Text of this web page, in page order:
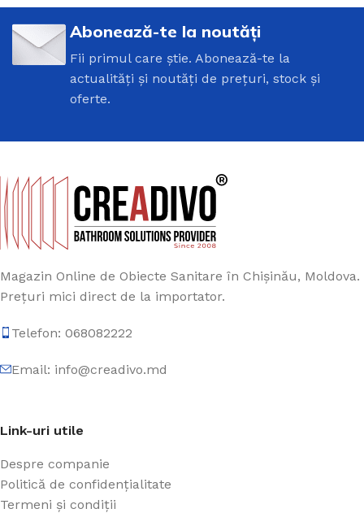
Abonează-te la noutăți
Fii primul care știe. Abonează-te la
actualități și noutăți de prețuri, stock și
oferte.
Magazin Online de Obiecte Sanitare în Chișinău, Moldova.
Prețuri mici direct de la importator.
Telefon: 068082222
Email: info@creadivo.md
Link-uri utile
Despre companie
Politică de confidențialitate
Termeni și condiții